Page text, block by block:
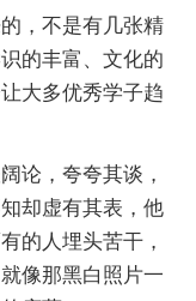
，不是有几张精
的丰富、文化的
大多优秀学子趋
论，夸夸其谈，
却虚有其表，他
的人埋头苦干，
像那黑白照片一